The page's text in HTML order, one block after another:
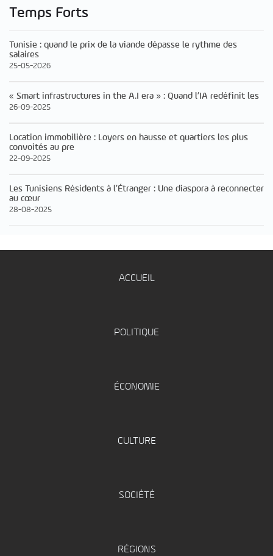
Temps Forts
Tunisie : quand le prix de la viande dépasse le rythme des
salaires
25-05-2026
« Smart infrastructures in the A.I era » : Quand l’IA redéfinit les
26-09-2025
Location immobilière : Loyers en hausse et quartiers les plus
convoités au pre
22-09-2025
Les Tunisiens Résidents à l’Étranger : Une diaspora à reconnecter
au cœur
28-08-2025
ACCUEIL
POLITIQUE
ÉCONOMIE
CULTURE
SOCIÉTÉ
RÉGIONS